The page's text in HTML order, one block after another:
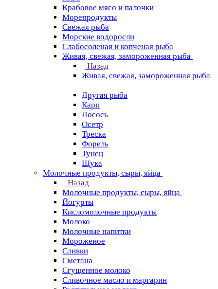
Крабовое мясо и палочки
Морепродукты
Свежая рыба
Морские водоросли
Слабосоленая и копченая рыба
Живая, свежая, замороженная рыба
Назад
Живая, свежая, замороженная рыба
Другая рыба
Карп
Лосось
Осетр
Треска
Форель
Тунец
Щука
Молочные продукты, сыры, яйца
Назад
Молочные продукты, сыры, яйца
Йогурты
Кисломолочные продукты
Молоко
Молочные напитки
Мороженое
Сливки
Сметана
Сгущенное молоко
Сливочное масло и маргарин